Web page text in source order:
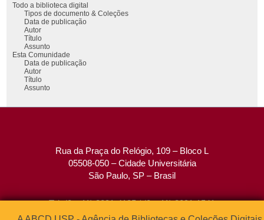
Todo a biblioteca digital
Tipos de documento & Coleções
Data de publicação
Autor
Título
Assunto
Esta Comunidade
Data de publicação
Autor
Título
Assunto
Rua da Praça do Relógio, 109 – Bloco L
05508-050 – Cidade Universitária
São Paulo, SP – Brasil
Tel: (0xx11) 3091-4195 / (0xx11) 3091-1541
Fax: (0xx11) 3091-1567